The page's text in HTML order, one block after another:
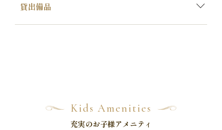
貸出備品
Kids Amenities
充実のお子様アメニティ